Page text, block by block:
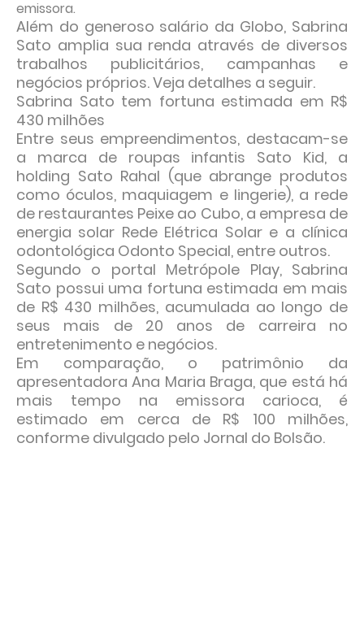
emissora.
Além do generoso salário da Globo, Sabrina
Sato amplia sua renda através de diversos
trabalhos publicitários, campanhas e
negócios próprios. Veja detalhes a seguir.
Sabrina Sato tem fortuna estimada em R$
430 milhões
Entre seus empreendimentos, destacam-se
a marca de roupas infantis Sato Kid, a
holding Sato Rahal (que abrange produtos
como óculos, maquiagem e lingerie), a rede
de restaurantes Peixe ao Cubo, a empresa de
energia solar Rede Elétrica Solar e a clínica
odontológica Odonto Special, entre outros.
Segundo o portal Metrópole Play, Sabrina
Sato possui uma fortuna estimada em mais
de R$ 430 milhões, acumulada ao longo de
seus mais de 20 anos de carreira no
entretenimento e negócios.
Em comparação, o patrimônio da
apresentadora Ana Maria Braga, que está há
mais tempo na emissora carioca, é
estimado em cerca de R$ 100 milhões,
conforme divulgado pelo Jornal do Bolsão.